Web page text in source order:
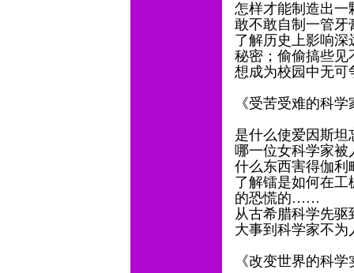
怎样才能制造出
敢不敢自制一管
了解历史上影响
秘密；偷偷搞些
想成为校园中无可
《受苦受难的科
是什么使爱因斯
哪一位女科学家
什么东西害得伽
了解镭是如何在
的恐慌的……
从古希腊科学先
大事到科学家不
《改变世界的科